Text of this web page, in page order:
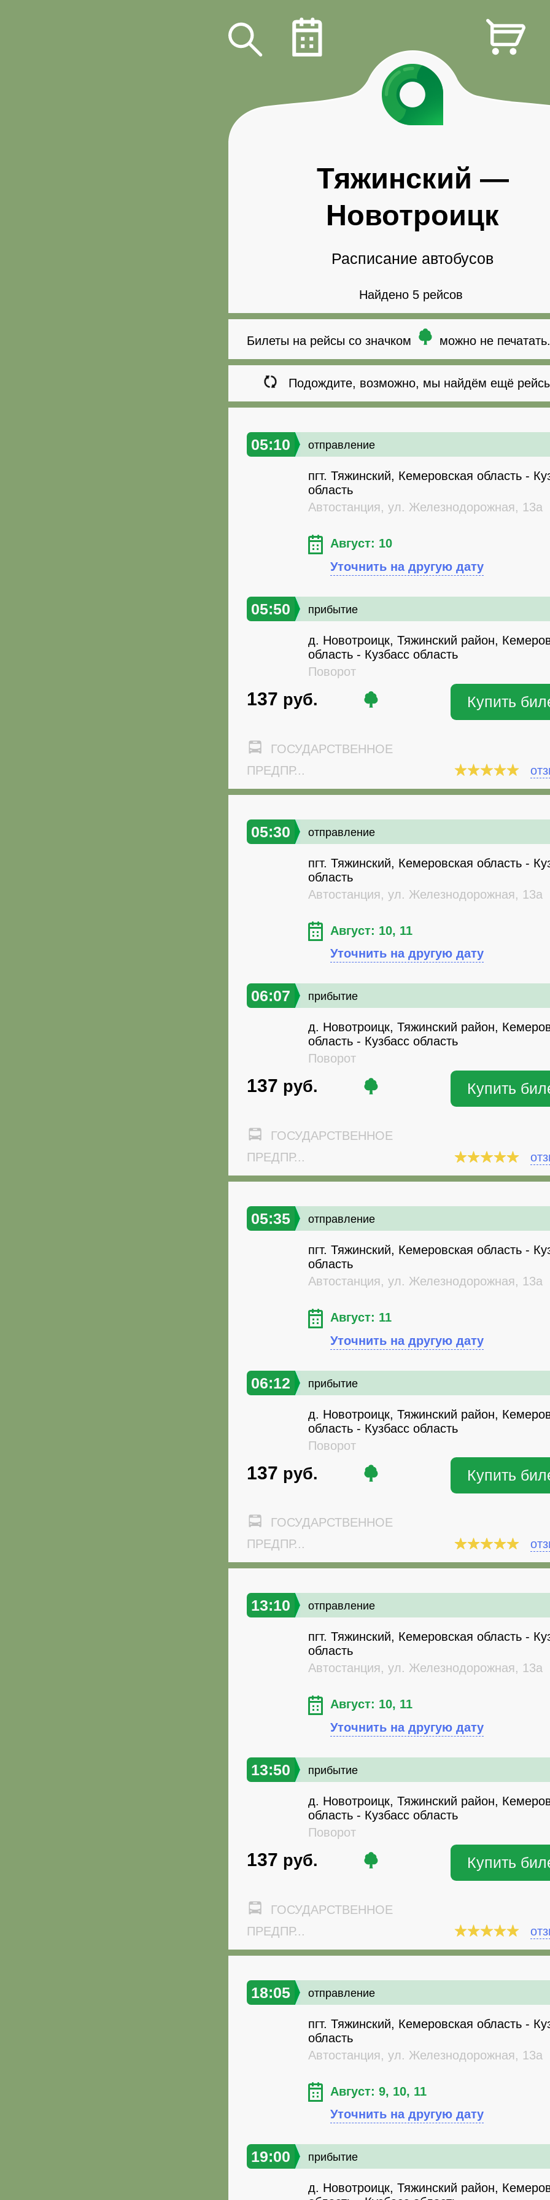
Тяжинский —
Новотроицк
Расписание автобусов
Найдено 5 рейсов
Билеты на рейсы со значком можно не печатать.
Подождите, возможно, мы найдём ещё
05:10 отправление
пгт. Тяжинский, Кемеровская область -
область
Автостанция, ул. Железнодорожная, 13а
Август: 10
Уточнить на другую дату
05:50 прибытие
д. Новотроицк, Тяжинский район,
область - Кузбасс область
Поворот
137 руб. Купить
ГОСУДАРСТВЕННОЕ
ПРЕДПР...
05:30 отправление
пгт. Тяжинский, Кемеровская область -
область
Автостанция, ул. Железнодорожная, 13а
Август: 10, 11
Уточнить на другую дату
06:07 прибытие
д. Новотроицк, Тяжинский район,
область - Кузбасс область
Поворот
137 руб. Купить
ГОСУДАРСТВЕННОЕ
ПРЕДПР...
05:35 отправление
пгт. Тяжинский, Кемеровская область -
область
Автостанция, ул. Железнодорожная, 13а
Август: 11
Уточнить на другую дату
06:12 прибытие
д. Новотроицк, Тяжинский район,
область - Кузбасс область
Поворот
137 руб. Купить
ГОСУДАРСТВЕННОЕ
ПРЕДПР...
13:10 отправление
пгт. Тяжинский, Кемеровская область -
область
Автостанция, ул. Железнодорожная, 13а
Август: 10, 11
Уточнить на другую дату
13:50 прибытие
д. Новотроицк, Тяжинский район,
область - Кузбасс область
Поворот
137 руб. Купить
ГОСУДАРСТВЕННОЕ
ПРЕДПР...
18:05 отправление
пгт. Тяжинский, Кемеровская область -
область
Автостанция, ул. Железнодорожная, 13а
Август: 9, 10, 11
Уточнить на другую дату
19:00 прибытие
д. Новотроицк, Тяжинский район,